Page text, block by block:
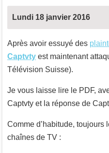
Lundi 18 janvier 2016
Après avoir essuyé des
Captvty est maintenant
Télévision Suisse).
Je vous laisse lire le PDF,
Captvty et la réponse de
Comme d’habitude, toujours
chaînes de TV :